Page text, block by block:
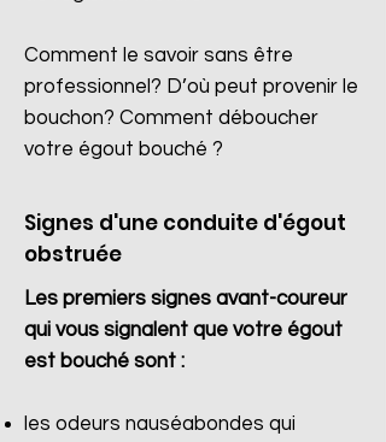
Comment le savoir sans être
professionnel? D’où peut provenir le
bouchon? Comment déboucher
votre égout bouché ?
Signes d'une conduite d'égout
obstruée
Les premiers signes avant-coureur
qui vous signalent que votre égout
est bouché sont :
les odeurs nauséabondes qui